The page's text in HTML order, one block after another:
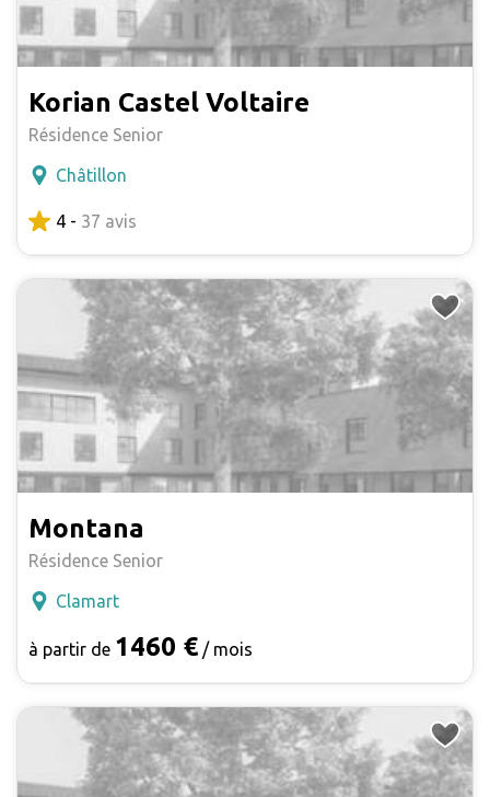
Korian Castel Voltaire
Résidence Senior
Châtillon
4 - 37 avis
Montana
Résidence Senior
Clamart
à partir de 1460 € / mois